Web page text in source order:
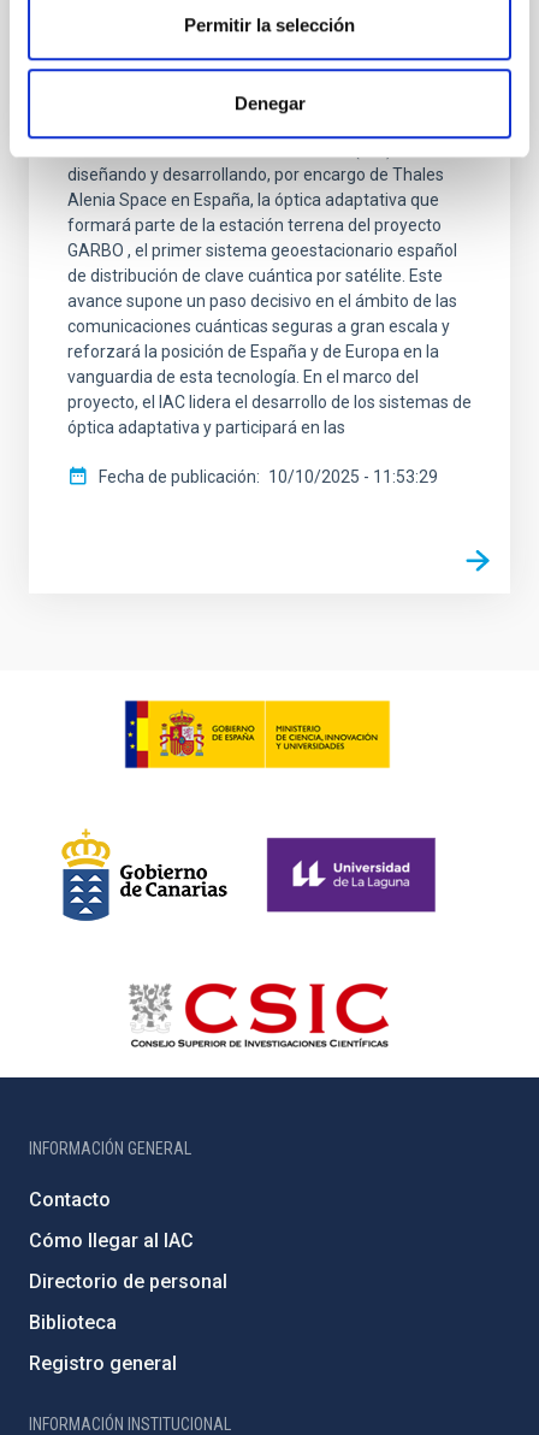
Permitir la selección
Denegar
proyecto español que blindará las
comunicaciones cuánticas por satélite
diseñando y desarrollando, por encargo de Thales
Alenia Space en España, la óptica adaptativa que
formará parte de la estación terrena del proyecto
GARBO , el primer sistema geoestacionario español
de distribución de clave cuántica por satélite. Este
avance supone un paso decisivo en el ámbito de las
comunicaciones cuánticas seguras a gran escala y
reforzará la posición de España y de Europa en la
vanguardia de esta tecnología. En el marco del
proyecto, el IAC lidera el desarrollo de los sistemas de
óptica adaptativa y participará en las
Fecha de publicación 10/10/2025 - 11:53:29
INFORMACIÓN GENERAL
Contacto
Cómo llegar al IAC
Directorio de personal
Biblioteca
Registro general
INFORMACIÓN INSTITUCIONAL